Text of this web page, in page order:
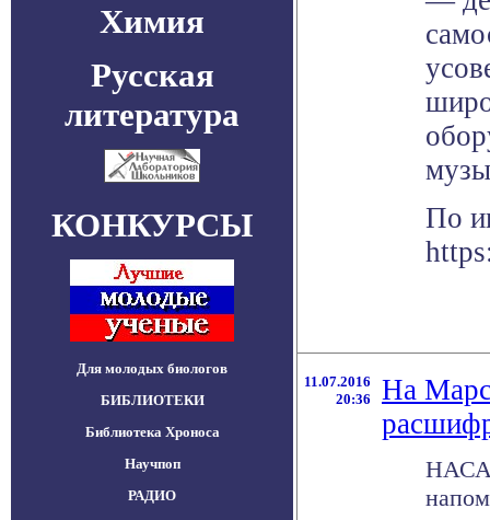
Химия
Русская
литература
КОНКУРСЫ
Для молодых биологов
БИБЛИОТЕКИ
Библиотека Хроноса
Научпоп
РАДИО
По
11.07.2016
20:36
На
НАСА